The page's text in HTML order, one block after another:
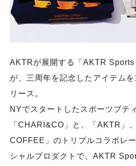
AKTRが展開する「AKTR
が、三周年を記念したアイテム
リース。
NYでスタートしたスポーツブテ
「CHARI&CO」と、「AKTR」
COFFEE」のトリプルコラボレ
シャルプロダクトで、AKTR